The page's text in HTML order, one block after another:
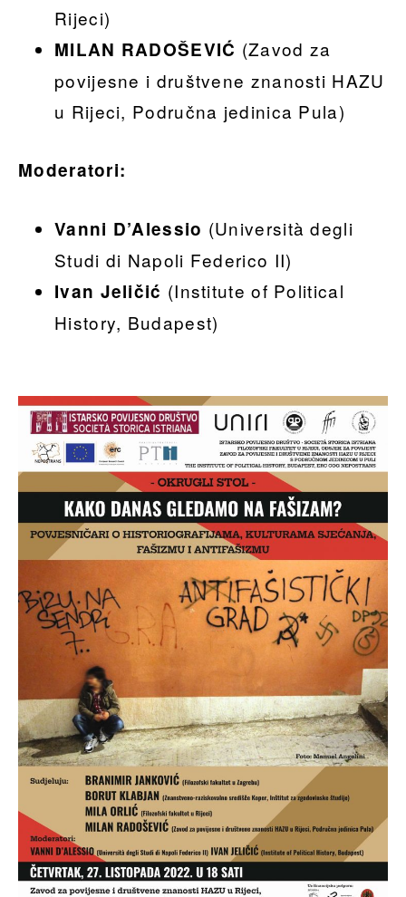
Rijeci)
MILAN RADOŠEVIĆ (Zavod za
povijesne i društvene znanosti HAZU
u Rijeci, Područna jedinica Pula)
Moderatori:
Vanni D’Alessio (Università degli
Studi di Napoli Federico II)
Ivan Jeličić (Institute of Political
History, Budapest)